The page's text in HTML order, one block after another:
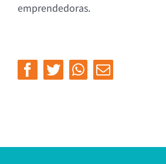
emprendedoras.
Facebook
TwitterWhatsapp
Email